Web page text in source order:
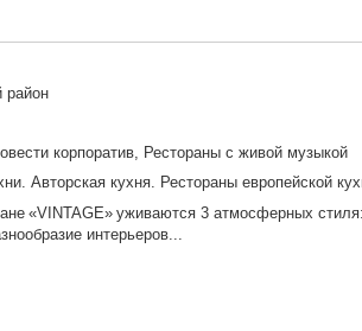
район
корпоратив, Рестораны с живой музыкой
Авторская кухня. Рестораны европейской
«VINTAGE» уживаются 3 атмосферных
интерьеров...